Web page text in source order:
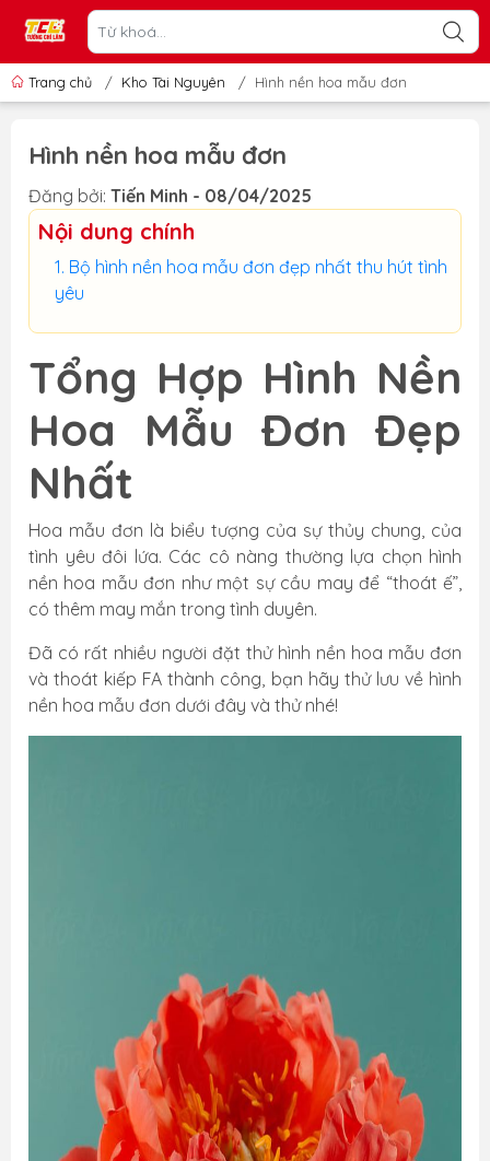
Trang chủ / Kho Tài Nguyên / Hình nền hoa mẫu đơn
Hình nền hoa mẫu đơn
Đăng bởi: Tiến Minh - 08/04/2025
Nội dung chính
Bộ hình nền hoa mẫu đơn đẹp nhất thu hút tình
yêu
Tổng Hợp Hình Nền
Hoa Mẫu Đơn Đẹp
Nhất
Hoa mẫu đơn là biểu tượng của sự thủy chung, của
tình yêu đôi lứa. Các cô nàng thường lựa chọn hình
nền hoa mẫu đơn như một sự cầu may để “thoát ế”,
có thêm may mắn trong tình duyên.
Đã có rất nhiều người đặt thử hình nền hoa mẫu đơn
và thoát kiếp FA thành công, bạn hãy thử lưu về hình
nền hoa mẫu đơn dưới đây và thử nhé!